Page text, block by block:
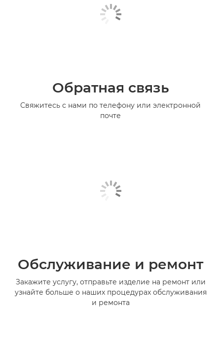
Обратная связь
Свяжитесь с нами по телефону или электронной
почте
Обслуживание и ремонт
Закажите услугу, отправьте изделие на ремонт или
узнайте больше о наших процедурах обслуживания
и ремонта